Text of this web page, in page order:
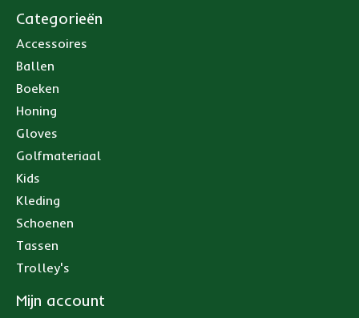
Categorieën
Accessoires
Ballen
Boeken
Honing
Gloves
Golfmateriaal
Kids
Kleding
Schoenen
Tassen
Trolley's
Mijn account